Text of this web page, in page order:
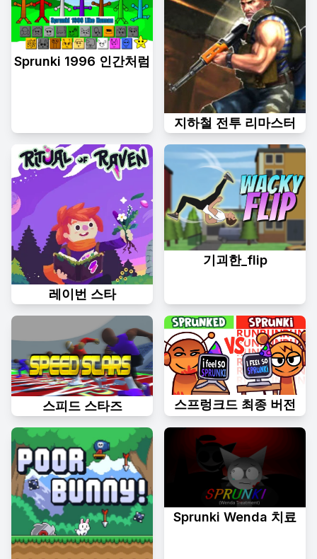
Sprunki 1996 인간처럼
지하철 전투 리마스터
레이번 스타
기괴한_flip
스피드 스타즈 스프렁크드 최종 버전
Sprunki Wenda 치료